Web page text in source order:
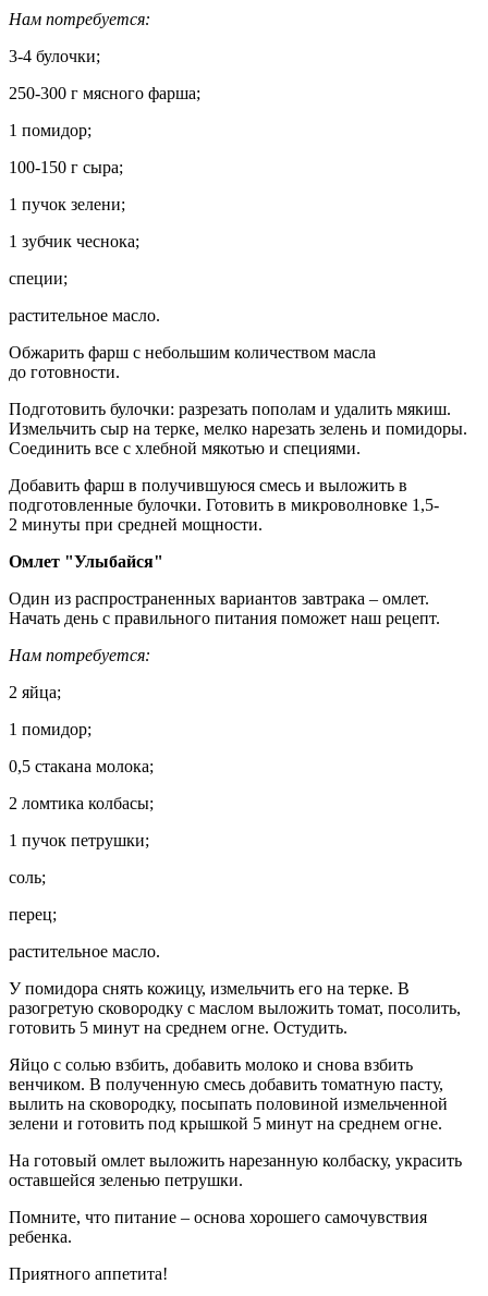
Нам потребуется:
3-4 булочки;
250-300 г мясного фарша;
1 помидор;
100-150 г сыра;
1 пучок зелени;
1 зубчик чеснока;
специи;
растительное масло.
Обжарить фарш с небольшим количеством масла
до готовности.
Подготовить булочки: разрезать пополам и удалить мякиш.
Измельчить сыр на терке, мелко нарезать зелень и помидоры.
Соединить все с хлебной мякотью и специями.
Добавить фарш в получившуюся смесь и выложить в
подготовленные булочки. Готовить в микроволновке 1,5-
2 минуты при средней мощности.
Омлет "Улыбайся"
Один из распространенных вариантов завтрака – омлет.
Начать день с правильного питания поможет наш рецепт.
Нам потребуется:
2 яйца;
1 помидор;
0,5 стакана молока;
2 ломтика колбасы;
1 пучок петрушки;
соль;
перец;
растительное масло.
У помидора снять кожицу, измельчить его на терке. В
разогретую сковородку с маслом выложить томат, посолить,
готовить 5 минут на среднем огне. Остудить.
Яйцо с солью взбить, добавить молоко и снова взбить
венчиком. В полученную смесь добавить томатную пасту,
вылить на сковородку, посыпать половиной измельченной
зелени и готовить под крышкой 5 минут на среднем огне.
На готовый омлет выложить нарезанную колбаску, украсить
оставшейся зеленью петрушки.
Помните, что питание – основа хорошего самочувствия
ребенка.
Приятного аппетита!